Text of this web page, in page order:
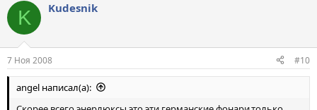
K Kudesnik
7 Ноя 2008 #10
angel написал(а):